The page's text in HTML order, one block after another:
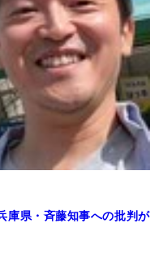
庫県・斉藤知事への批判が